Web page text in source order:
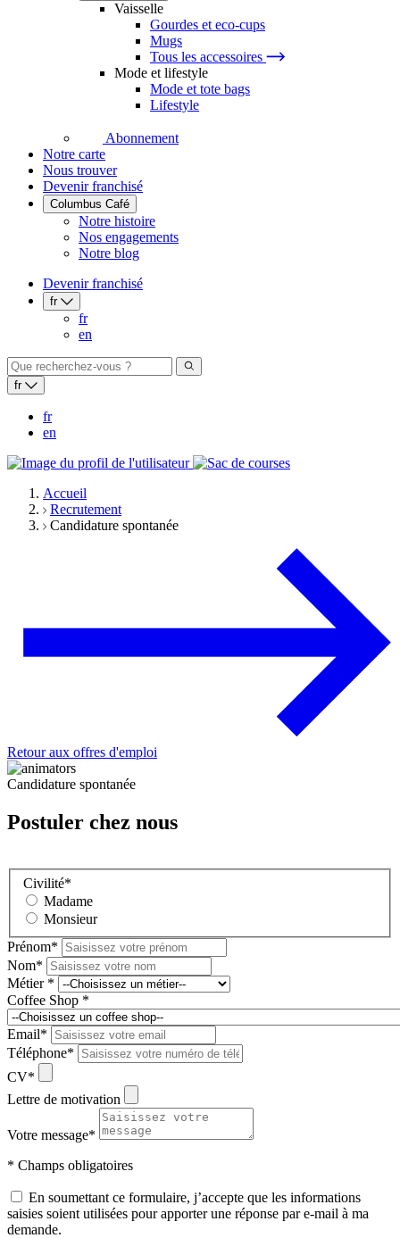
Vaisselle
Gourdes et eco-cups
Mugs
Tous les accessoires
Mode et lifestyle
Mode et tote bags
Lifestyle
Abonnement
Notre carte
Nous trouver
Devenir franchisé
Columbus Café
Notre histoire
Nos engagements
Notre blog
Devenir franchisé
fr
fr
en
fr
fr
en
Accueil
Recrutement
Candidature spontanée
Retour aux offres d'emploi
Candidature spontanée
Postuler chez nous
Civilité*
Madame
Monsieur
Prénom*
Nom*
Métier *
Coffee Shop *
Email*
Téléphone*
CV*
Lettre de motivation
Votre message*
* Champs obligatoires
En soumettant ce formulaire, j’accepte que les informations
saisies soient utilisées pour apporter une réponse par e-mail à ma
demande.